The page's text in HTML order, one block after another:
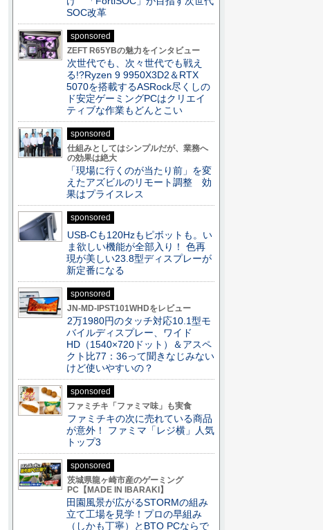
SOC改革
sponsored
ZEFT R65YBの魅力をインタビュー
次世代でも、次々世代でも戦え
る!?Ryzen 9 9950X3D2＆RTX
5070を搭載するASRock尽くしの
ド安定ゲーミングPCはクリエイ
ティブな作業もどんとこい
sponsored
仕組みとしてはシンプルだが、業務へ
の効果は絶大
「現場に行くのが当たり前」を変
えたアズビルのリモート調整 効
果はプライスレス
sponsored
USB-Cも120Hzもピボットも。い
ま欲しい機能が全部入り！ 色再
現が美しい23.8型ディスプレーが
新定番になる
sponsored
JN-MD-IPST101WHDをレビュー
2万1980円のタッチ対応10.1型モ
バイルディスプレー、ワイド
HD（1540×720ドット）＆アスペ
クト比77：36って聞きなじみない
けど使いやすいの？
sponsored
ファミチキ「ファミマ味」も実食
ファミチキの次に売れている商品
が意外！ ファミマ「レジ横」人気
トップ3
sponsored
茨城県龍ヶ崎市産のゲーミング
PC【MADE IN IBARAKI】
田園風景が広がるSTORMの組み
立て工場を見学！プロの早組み
（しかも丁寧）とBTO PCならで